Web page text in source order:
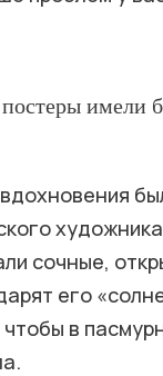
имели
сочные,
его
в